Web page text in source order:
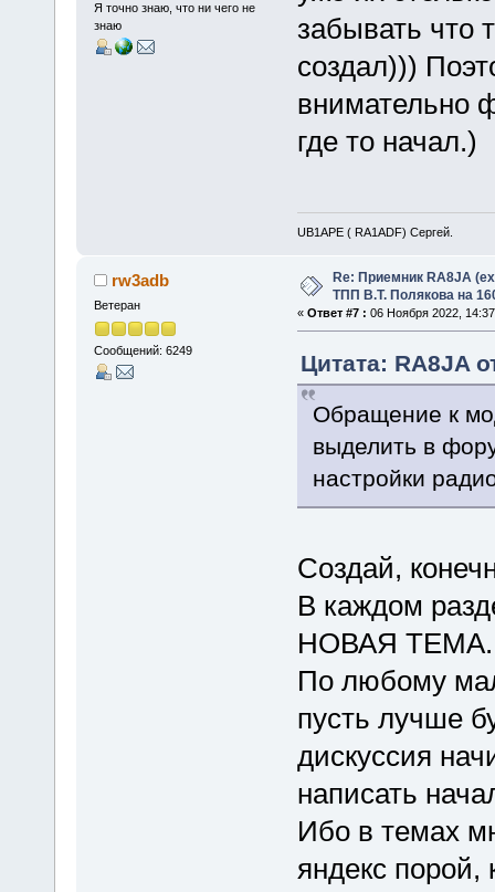
Я точно знаю, что ни чего не
знаю
забывать что
создал)))
внимательно
где то начал.)
UB1APE ( RA1ADF) Сергей.
rw3adb
Ветеран
Сообщений: 6249
Re: Приемник RA8JA
ТПП В.Т. Полякова на
« Ответ #7 : 06 Ноября 2022,
Цитата: RA8JA
Обращение к
выделить в
настройки
Создай,
В каждом
НОВАЯ ТЕМА.
По любому
пусть лучше
дискуссия
написать
Ибо в темах
яндекс порой,